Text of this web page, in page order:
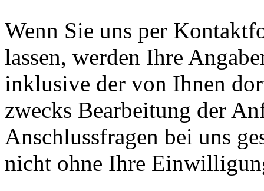
Wenn Sie uns per
lassen, werden Ihre
inklusive der von Ihnen
zwecks Bearbeitung der
Anschlussfragen bei uns
nicht ohne Ihre